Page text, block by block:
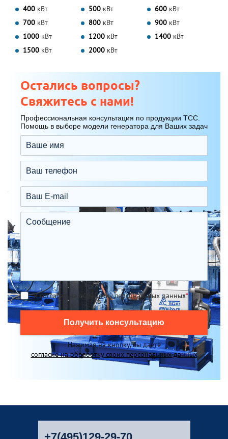
400 кВт 500 кВт 600 кВт
700 кВт 800 кВт 900 кВт
1000 кВт 1200 кВт 1400 кВт
1500 кВт 2000 кВт
Остались вопросы?
Свяжитесь с нами!
Профессиональная консультация по продукции ТСС.
Помощь в выборе модели генератора для Ваших задач
Я согласен на обработку персональных данных*
Получить консультацию
Нажимая на кнопку, вы даете
согласие на обработку своих персональных данных